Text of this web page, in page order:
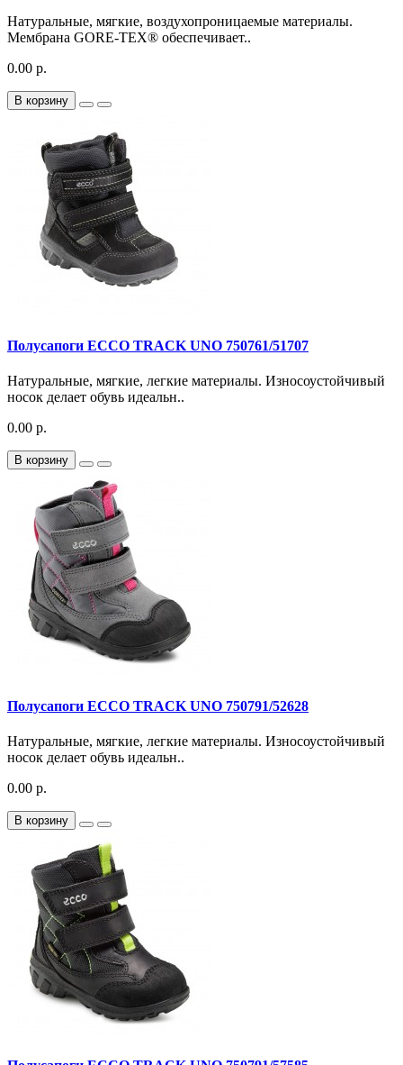
Натуральные, мягкие, воздухопроницаемые материалы.
Мембрана GORE-TEX® обеспечивает..
0.00 р.
В корзину
Полусапоги ECCO TRACK UNO 750761/51707
Натуральные, мягкие, легкие материалы. Износоустойчивый
носок делает обувь идеальн..
0.00 р.
В корзину
Полусапоги ECCO TRACK UNO 750791/52628
Натуральные, мягкие, легкие материалы. Износоустойчивый
носок делает обувь идеальн..
0.00 р.
В корзину